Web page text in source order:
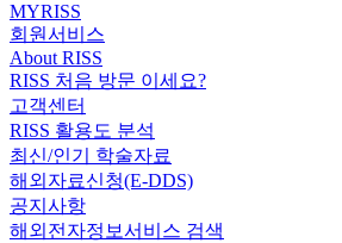
MYRISS
회원서비스
About RISS
RISS 처음 방문 이세요?
고객센터
RISS 활용도 분석
최신/인기 학술자료
해외자료신청(E-DDS)
공지사항
해외전자정보서비스 검색